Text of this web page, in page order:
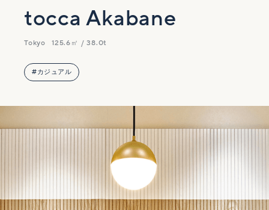
tocca Akabane
Tokyo 125.6㎡ / 38.0t
#カジュアル